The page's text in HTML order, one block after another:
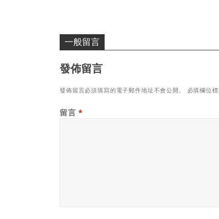
一般留言
發佈留言
發佈留言必須填寫的電子郵件地址不會公開。 必填欄位
留言 *